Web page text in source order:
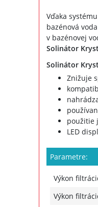
Vďaka systému
bazénová
v bazénovej
Solinátor
Solinátor
Znižuje
použitie
LED
Parametre:
Výkon
Výkon